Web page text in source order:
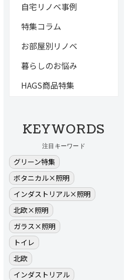
自宅リノベ事例
特集コラム
お部屋別リノベ
暮らしのお悩み
HAGS商品特集
KEYWORDS
注目キーワード
グリーン特集
ボタニカル×照明
インダストリアル×照明
北欧×照明
ガラス×照明
トイレ
北欧
インダストリアル